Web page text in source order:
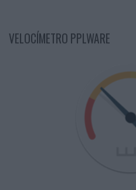
VELOCÍMETRO PPLWARE